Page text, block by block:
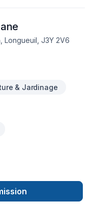
Longueuil, J3Y 2V6
& Jardinage